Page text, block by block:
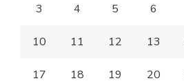
3 4 5 6
10 11 12 13
17 18 19 20